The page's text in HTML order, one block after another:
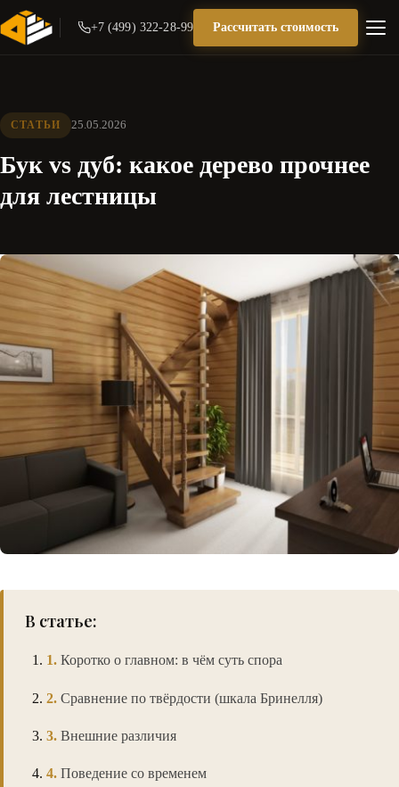
+7 (499) 322-28-99 Рассчитать стоимость
СТАТЬИ 25.05.2026
Бук vs дуб: какое дерево прочнее
для лестницы
В статье:
Коротко о главном: в чём суть спора
Сравнение по твёрдости (шкала Бринелля)
Внешние различия
Поведение со временем